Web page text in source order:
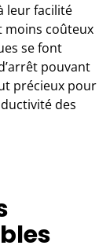
leur facilité
moins coûteux
se font
pouvant
précieux pour
des